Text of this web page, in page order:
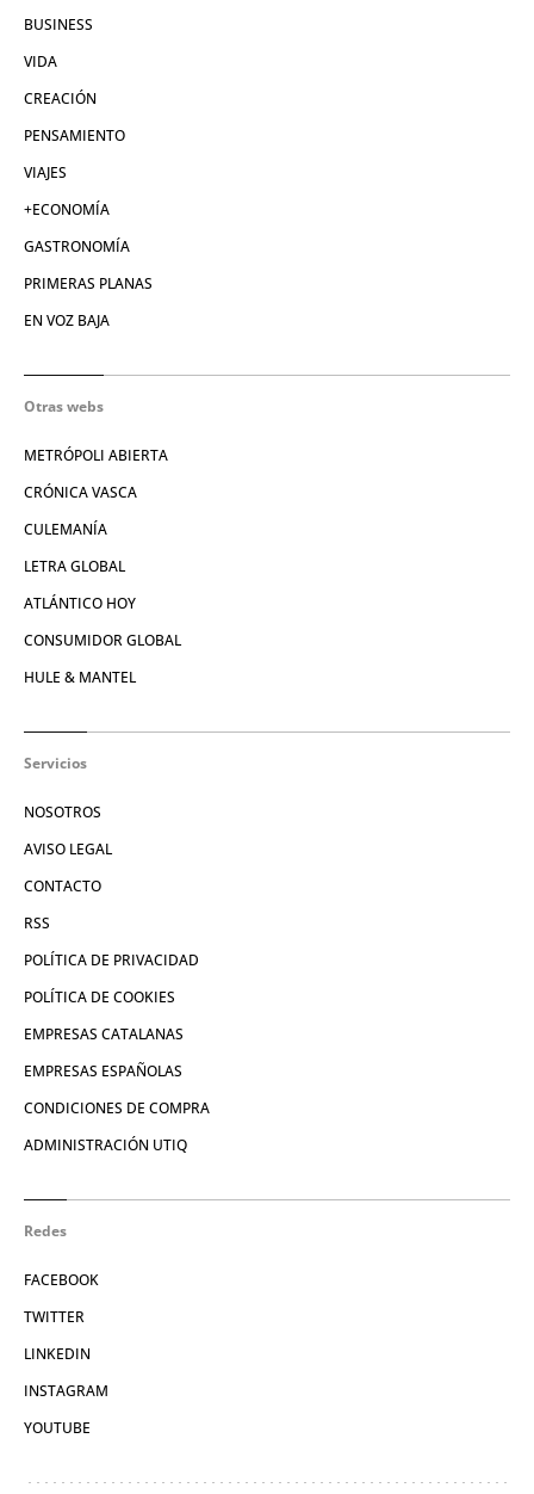
BUSINESS
VIDA
CREACIÓN
PENSAMIENTO
VIAJES
+ECONOMÍA
GASTRONOMÍA
PRIMERAS PLANAS
EN VOZ BAJA
Otras webs
METRÓPOLI ABIERTA
CRÓNICA VASCA
CULEMANÍA
LETRA GLOBAL
ATLÁNTICO HOY
CONSUMIDOR GLOBAL
HULE & MANTEL
Servicios
NOSOTROS
AVISO LEGAL
CONTACTO
RSS
POLÍTICA DE PRIVACIDAD
POLÍTICA DE COOKIES
EMPRESAS CATALANAS
EMPRESAS ESPAÑOLAS
CONDICIONES DE COMPRA
ADMINISTRACIÓN UTIQ
Redes
FACEBOOK
TWITTER
LINKEDIN
INSTAGRAM
YOUTUBE